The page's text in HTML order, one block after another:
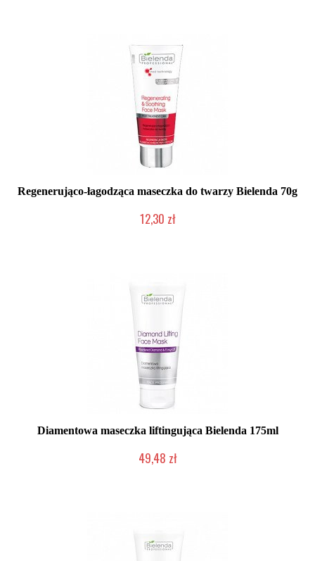
Regenerująco-łagodząca maseczka do twarzy Bielenda 70g
12,30 zł
Diamentowa maseczka liftingująca Bielenda 175ml
49,48 zł